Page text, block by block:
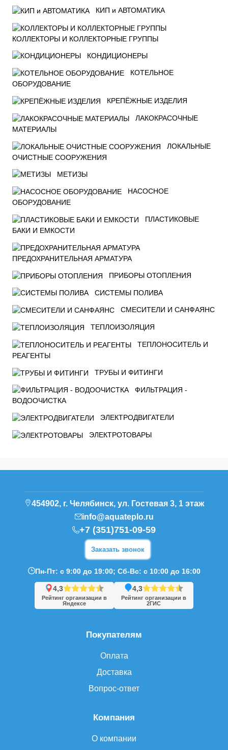
КИП и АВТОМАТИКА
КОЛЛЕКТОРЫ И КОЛЛЕКТОРНЫЕ ГРУППЫ
КОНДИЦИОНЕРЫ
КОТЕЛЬНОЕ
ОБОРУДОВАНИЕ
КРЕПЁЖНЫЕ ИЗДЕЛИЯ
ЛАКОКРАСОЧНЫЕ
МАТЕРИАЛЫ
ЛОКАЛЬНЫЕ
ОЧИСТНЫЕ СООРУЖЕНИЯ
МЕТИЗЫ
НАСОСНОЕ
ОБОРУДОВАНИЕ
ПЛАСТИКОВЫЕ
БАКИ И ЕМКОСТИ
ПРЕДОХРАНИТЕЛЬНАЯ АРМАТУРА
ПРИБОРЫ ОТОПЛЕНИЯ
СИСТЕМЫ ПОЛИВА
СМЕСИТЕЛИ И САНФАЯНС
ТЕПЛОИЗОЛЯЦИЯ
ТЕПЛОНОСИТЕЛЬ И
РЕАГЕНТЫ
ТРУБЫ И ФИТИНГИ
ФИЛЬТРАЦИЯ -
ВОДООЧИСТКА
ЭЛЕКТРОДВИГАТЕЛИ
ЭЛЕКТРОТОВАРЫ
Компания
О компании
Покупателям
Оплата
Доставка
Вопрос-ответ
454902, г. Челябинск, ул. Гостевая 3, 1 этаж
info@aquateplo.ru
+7 (351)751-09-59
Заказать звонок
Пн-Пт: с 9:00 до 19:00; Сб-Вс: с 10:00 до 16:00
4,3
Рейтинг организации в
Яндексе
4,3
Рейтинг организации в
2ГИС